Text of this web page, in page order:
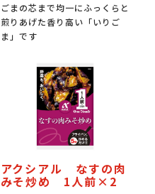
ごまの芯まで均一にふっくらと
煎りあげた香り高い「いりご
ま」です
アクシアル なすの肉
みそ炒め 1人前×2